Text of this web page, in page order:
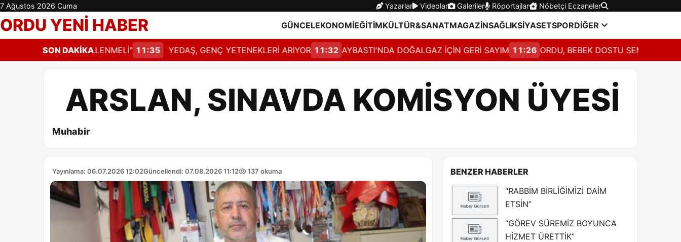
7 Ağustos 2026 Cuma Yazarlar Videolar Galeriler Röportajlar Nöbetçi Eczaneler
ORDU YENİ HABER GÜNCELEKONOMİEĞİTİMKÜLTÜR&SANATMAGAZİNSAĞLIKSİYASETSPORDİĞER
SON DAKİKA
DERHAL GÜNCELLENMELİ" 11:35 YEDAŞ, GENÇ YETENEKLERİ ARIYOR 11:32 AYBASTI'NDA DOĞALGAZ İÇİN GERİ SAYIM 11:26 ORDU, BEBEK DOSTU
ARSLAN, SINAVDA KOMİSYON ÜYESİ
Muhabir
Yayınlama: 06.07.2026 12:02Güncellendi: 07.08.2026 11:12 137 okuma
BENZER HABERLER
“RABBİM BİRLİĞİMİZİ DAİM
ETSİN”
“GÖREV SÜREMİZ BOYUNCA
HİZMET ÜRETTİK”